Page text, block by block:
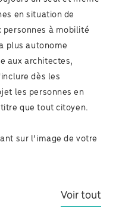
en situation de
personnes à mobilité
plus autonome
aux architectes,
dès les
les personnes en
que tout citoyen.
sur l’image de votre
Voir tout